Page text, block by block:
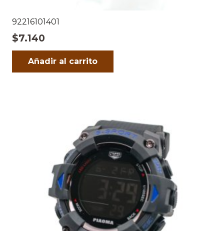
92216101401
$7.140
Añadir al carrito